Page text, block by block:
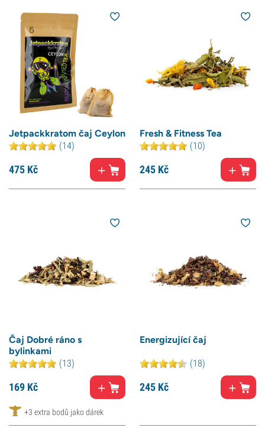
Jetpackkratom čaj Ceylon
(14)
475 Kč
Fresh & Fitness Tea
(10)
245 Kč
Čaj Dobré ráno s
bylinkami
(13)
169 Kč
+3 extra bodů jako dárek
Energizující čaj
(18)
245 Kč